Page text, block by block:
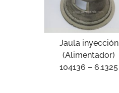
Jaula inyección
(Alimentador)
104136 – 6.1325